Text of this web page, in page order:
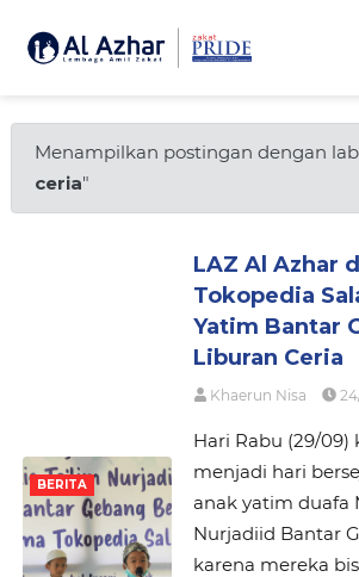
Menampilkan postingan dengan
ceria"
BERITA
LAZ Al Azhar
Tokopedia
Yatim Bantar
Liburan Ceria
Khaerun Nisa
Hari Rabu (29/09)
menjadi hari
anak yatim duafa
Nurjadiid Bantar
karena mereka